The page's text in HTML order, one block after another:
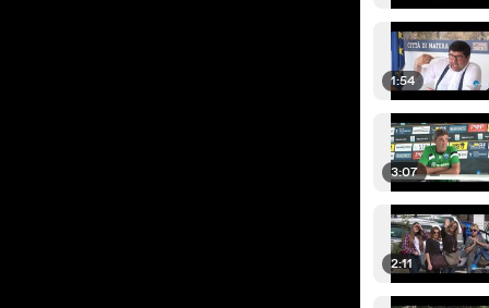
1:54
3:07
2:11